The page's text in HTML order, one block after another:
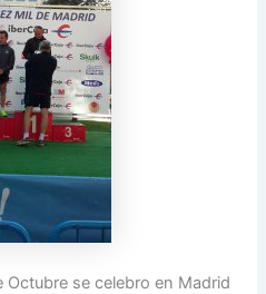
se celebro en Madrid